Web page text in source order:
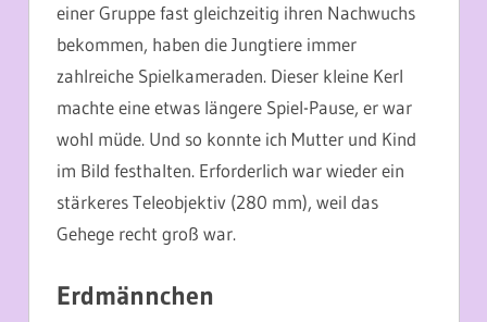
einer Gruppe fast gleichzeitig ihren Nachwuchs
bekommen, haben die Jungtiere immer
zahlreiche Spielkameraden. Dieser kleine Kerl
machte eine etwas längere Spiel-Pause, er war
wohl müde. Und so konnte ich Mutter und Kind
im Bild festhalten. Erforderlich war wieder ein
stärkeres Teleobjektiv (280 mm), weil das
Gehege recht groß war.
Erdmännchen